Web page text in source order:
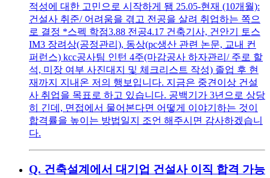
적성에 대한 고민으로 시작하게 됌 25.05-현재 (10개월):
건설사 취준/ 어려움을 겪고 전공을 살려 취업하는 쪽으
로 결정 *스펙 학점3.88 전공4.17 건축기사, 건안기 토스
IM3 장려상(공정관리), 동상(pc생산 관련 논문, 교내 컨
퍼런스) kcc공사팀 인턴 4주(마감공사 하자관리/ 주로 할
석, 미장 여부 사진대지 및 체크리스트 작성) 졸업 후 현
재까지 지내온 저의 행보입니다. 지금은 중견이상 건설
사 취업을 목표로 하고 있습니다. 공백기가 3년으로 상당
히 긴데, 면접에서 물어본다면 어떻게 이야기하는 것이
합격률을 높이는 방법일지 조언 해주시면 감사하겠습니
다.
Q. 건축설계에서 대기업 건설사 이직 합격 가능